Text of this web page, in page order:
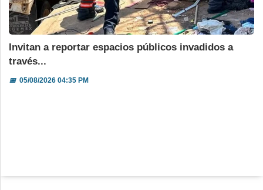
Invitan a reportar espacios públicos invadidos a
través...
📅05/08/2026 04:35 PM